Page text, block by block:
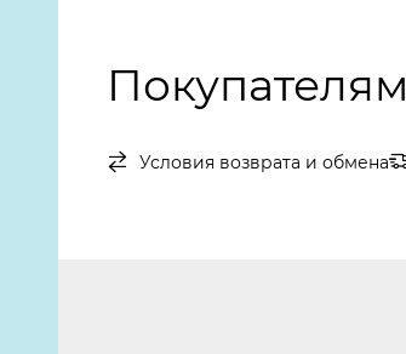
Покупателям
Условия возврата и обмена